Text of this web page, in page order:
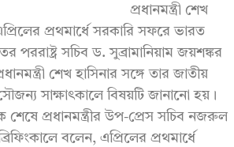
প্রধানমন্ত্রী শেখ
প্রথমার্ধে সরকারি সফরে ভারত
পররাষ্ট্র সচিব ড. সুব্রামানিয়াম জয়শঙ্কর
শেখ হাসিনার সঙ্গে তার জাতীয়
সাক্ষাৎকালে বিষয়টি জানানো হয়।
শেষে প্রধানমন্ত্রীর উপ-প্রেস সচিব নজরুল
বলেন, এপ্রিলের প্রথমার্ধে